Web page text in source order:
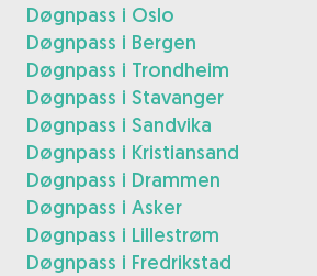
Døgnpass i Oslo
Døgnpass i Bergen
Døgnpass i Trondheim
Døgnpass i Stavanger
Døgnpass i Sandvika
Døgnpass i Kristiansand
Døgnpass i Drammen
Døgnpass i Asker
Døgnpass i Lillestrøm
Døgnpass i Fredrikstad